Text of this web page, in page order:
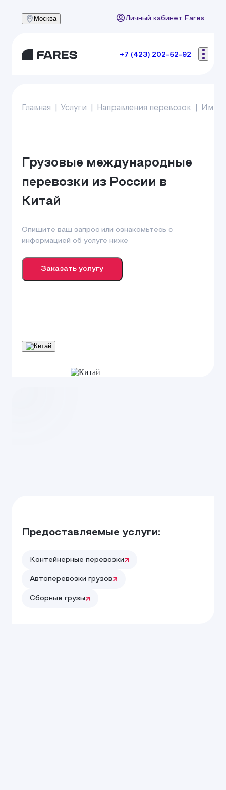
Москва Личный кабинет Fares
+7 (423) 202-52-92
Главная Услуги Направления перевозок
Грузовые международные
перевозки из России в
Китай
Опишите ваш запрос или ознакомьтесь с
информацией об услуге ниже
Заказать услугу
Предоставляемые услуги:
Контейнерные перевозки
Автоперевозки грузов
Сборные грузы